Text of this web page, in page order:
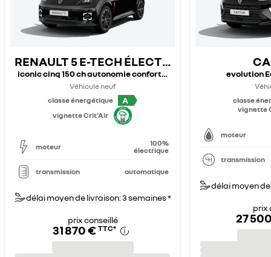
RENAULT 5 E-TECH ÉLECTRIQUE
iconic cinq 150 ch autonomie confort - 26
Véhicule neuf
classe énergétique
A
vignette Crit'Air
moteur
100%
électrique
transmission automatique
délai moyen de livraison: 3 semaines *
prix conseillé
31 870 € TTC*
evolution
classe
vignette
moteur
transmission
délai moyen
prix
27